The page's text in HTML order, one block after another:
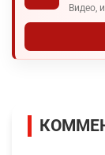
Видео,